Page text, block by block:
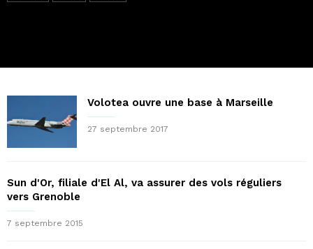
Volotea ouvre une base à Marseille
27 septembre 2017
Sun d'Or, filiale d'El Al, va assurer des vols réguliers
vers Grenoble
7 septembre 2015